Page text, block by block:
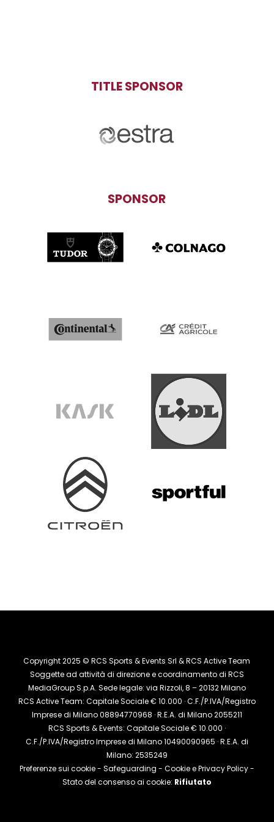
TITLE SPONSOR
SPONSOR
Copyright 2025 © RCS Sports & Events Srl & RCS Active Team
Soggette ad attività di direzione e coordinamento di RCS
MediaGroup S.p.A. Sede legale: via Rizzoli, 8 – 20132 Milano
RCS Active Team: Capitale Sociale € 10.000 · C.F./P.IVA/Registro
Imprese di Milano 08894770968 · R.E.A. di Milano 2055211
RCS Sports & Events: Capitale Sociale € 10.000 ·
C.F./P.IVA/Registro Imprese di Milano 10490090965 · R.E.A. di
Milano: 2535249
Preferenze sui cookie- Safeguarding - Cookie e Privacy Policy-
Stato del consenso ai cookie: Rifiutato